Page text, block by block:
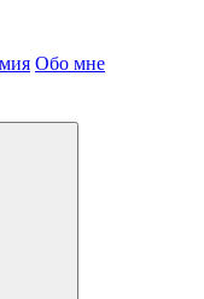
Обо мне